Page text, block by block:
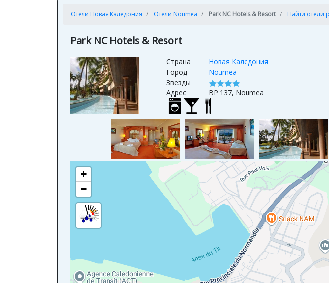
Отели Новая Каледония Отели Noumea Park NC Hotels & Resort Найти отели
Park NC Hotels & Resort
Страна
Новая Каледония
Город
Noumea
Звезды
Адрес
BP 137, Noumea
+
−